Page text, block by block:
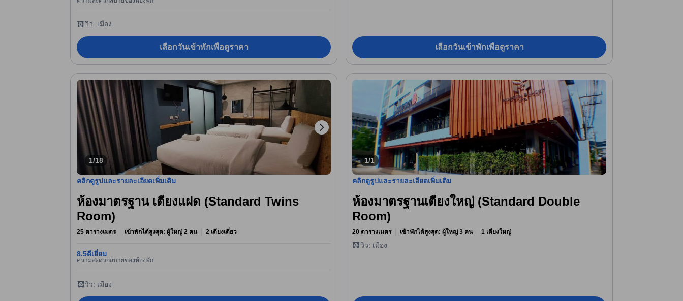
วิว: เมือง
เลือกวันเข้าพักเพื่อดูราคา เลือกวันเข้าพักเพื่อดูราคา
1/18
คลิกดูรูปและรายละเอียดเพิ่มเติม
ห้องมาตรฐาน เตียงแฝด (Standard Twins
Room)
25 ตารางเมตร เข้าพักได้สูงสุด: ผู้ใหญ่ 2 คน 2 เตียงเดี่ยว
8.5ดีเยี่ยม
ความสะดวกสบายของห้องพัก
วิว: เมือง
1/1
คลิกดูรูปและรายละเอียดเพิ่มเติม
ห้องมาตรฐานเตียงใหญ่ (Standard Double
Room)
20 ตารางเมตร เข้าพักได้สูงสุด: ผู้ใหญ่ 3 คน 1 เตียงใหญ่
วิว: เมือง